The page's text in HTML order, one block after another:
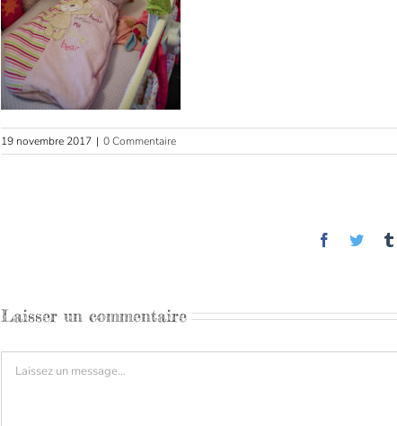
19 novembre 2017 | 0 Commentaire
Facebook
Twitter
Laisser un commentaire